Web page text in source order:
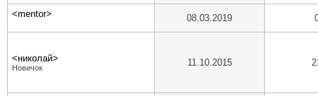
<mentor> 08.03.2019
<николай>
Новичок 11.10.2015